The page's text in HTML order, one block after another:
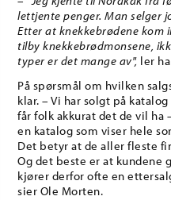
lettjente penger. Man selger
Etter at knekkebrødene kom
tilby knekkebrødmonsene,
typer er det mange av", ler
På spørsmål om hvilken
klar. – Vi har solgt på
får folk akkurat det de vil ha
en katalog som viser hele
Det betyr at de aller fleste
Og det beste er at kundene
kjører derfor ofte en
sier Ole Morten.